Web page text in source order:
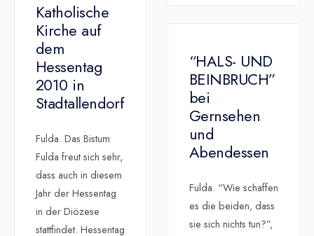
Katholische
Kirche auf
dem
Hessentag
2010 in
Stadtallendorf
Fulda. Das Bistum
Fulda freut sich sehr,
dass auch in diesem
Jahr der Hessentag
in der Diözese
stattfindet. Hessentag
“HALS- UND
BEINBRUCH”
bei
Gernsehen
und
Abendessen
Fulda. “Wie schaffen
es die beiden, dass
sie sich nichts tun?”,